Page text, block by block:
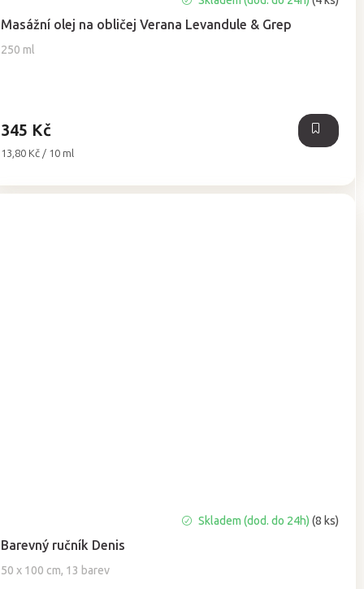
Masážní olej na obličej Verana Levandule & Grep
250 ml
hodnocení
produktu
je
345 Kč
Měrná
13,80 Kč / 10 ml
Barevný ručník Denis
50 x 100 cm, 13 barev
hodnocení
produktu
je
Skladem (dod. do 24h)(8 ks)